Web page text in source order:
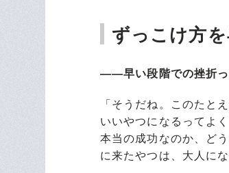
ずっこけ方
――早い段階での挫折っ
「そうだね。このたと
いいやつになるってよ
本当の成功なのか、ど
に来たやつは、大人に